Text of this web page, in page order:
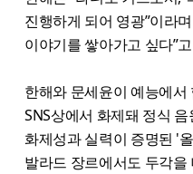
진행하게 되어 영광”이라
이야기를 쌓아가고 싶다”
한해와 문세윤이 예능에
SNS상에서 화제돼 정식
화제성과 실력이 증명된 '
발라드 장르에서도 두각